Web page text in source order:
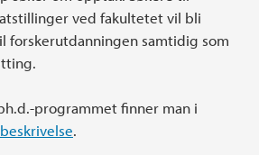
ved fakultetet vil bli
forskerutdanningen samtidig som
programmet finner man i
.